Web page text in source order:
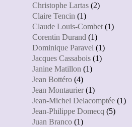
Christophe Lartas (2)
Claire Tencin (1)
Claude Louis-Combet (1)
Corentin Durand (1)
Dominique Paravel (1)
Jacques Cassabois (1)
Janine Matillon (1)
Jean Bottéro (4)
Jean Montaurier(1)
Jean-Michel Delacomptée (1)
Jean-Philippe Domecq (5)
Juan Branco (1)